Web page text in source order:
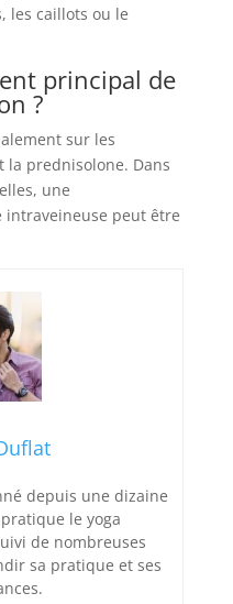
les caillots ou le
principal de
?
sur les
la prednisolone. Dans
une
peut être
depuis une dizaine
le yoga
de nombreuses
sa pratique et ses